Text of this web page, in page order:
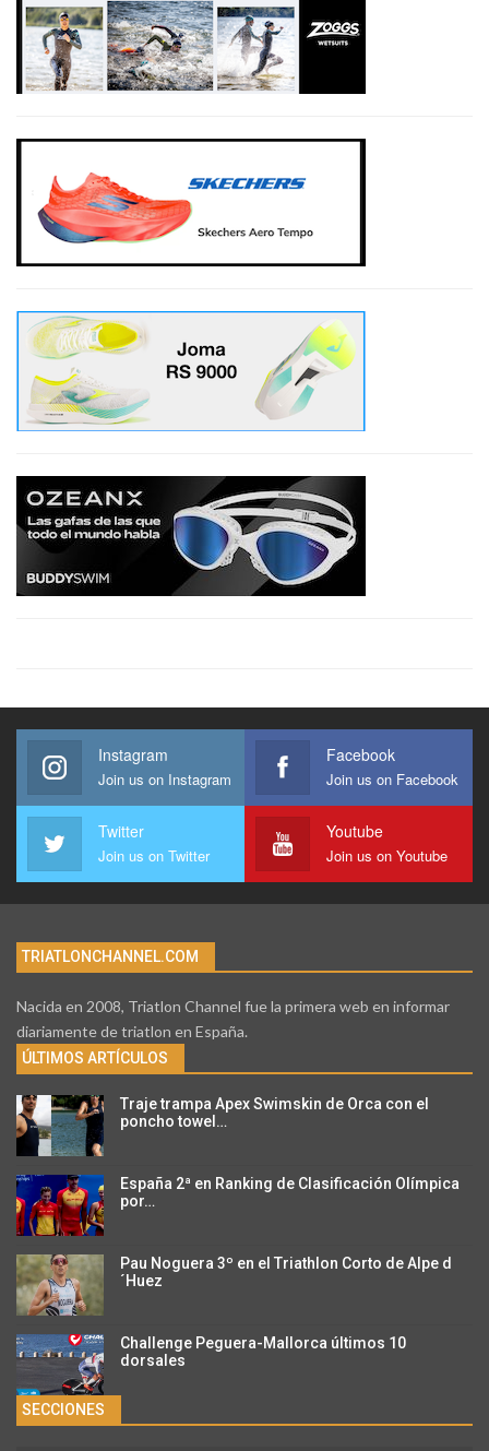
Instagram
Join us on Instagram
Facebook
Join us on Facebook
Twitter
Join us on Twitter
Youtube
Join us on Youtube
TRIATLONCHANNEL.COM
Nacida en 2008, Triatlon Channel fue la primera web en informar
diariamente de triatlon en España.
ÚLTIMOS ARTÍCULOS
Traje trampa Apex Swimskin de Orca con el
poncho towel…
España 2ª en Ranking de Clasificación Olímpica
por…
Pau Noguera 3º en el Triathlon Corto de Alpe d
´Huez
Challenge Peguera-Mallorca últimos 10
dorsales
SECCIONES